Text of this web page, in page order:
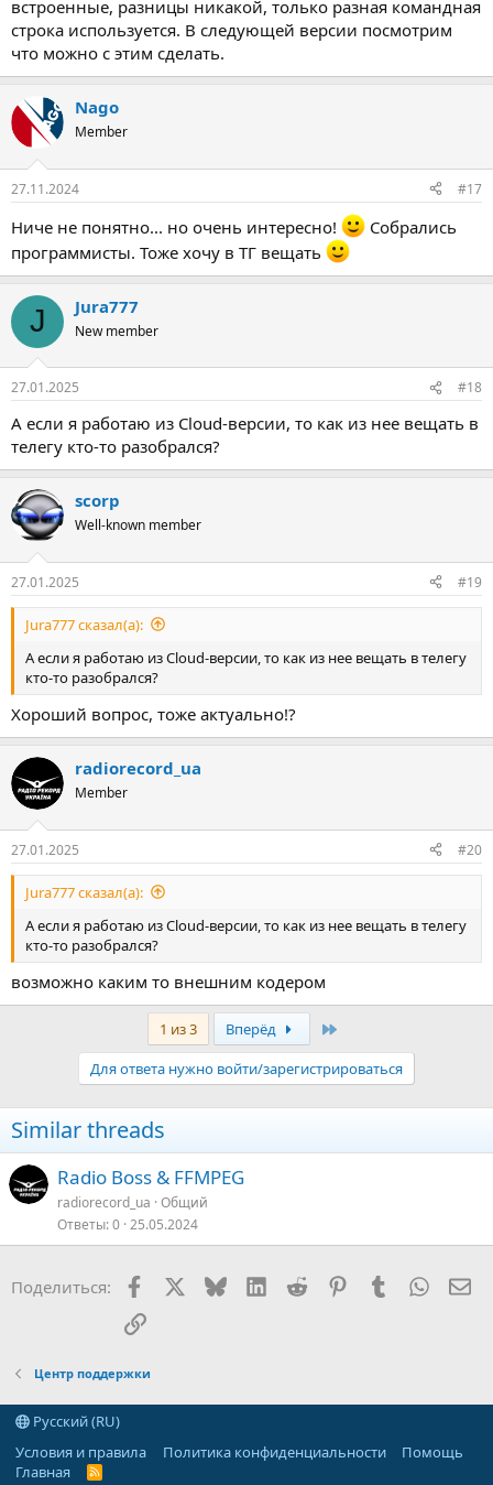
встроенные, разницы никакой, только разная командная
строка используется. В следующей версии посмотрим
что можно с этим сделать.
Nago
Member
27.11.2024 #17
Ниче не понятно... но очень интересно!
Собрались
программисты. Тоже хочу в ТГ вещать
J Jura777
New member
27.01.2025 #18
А если я работаю из Cloud-версии, то как из нее вещать в
телегу кто-то разобрался?
scorp
Well-known member
27.01.2025 #19
Jura777 сказал(а):
А если я работаю из Cloud-версии, то как из нее вещать в телегу
кто-то разобрался?
Хороший вопрос, тоже актуально!?
radiorecord_ua
Member
27.01.2025 #20
Jura777 сказал(а):
А если я работаю из Cloud-версии, то как из нее вещать в телегу
кто-то разобрался?
возможно каким то внешним кодером
1 из 3 Вперёд
Для ответа нужно войти/зарегистрироваться
Similar threads
Radio Boss & FFMPEG
radiorecord_ua Общий
Ответы 0 25.05.2024
Поделиться: Facebook BlueskyLinkedIn
Reddit PinterestTumblr
Ссылка
Центр поддержки
Русский (RU)
Условия и правила
Политика конфиденциальности
Помощь
Главная
R